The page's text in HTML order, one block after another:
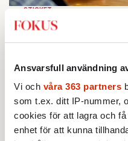
Ansvarsfull användning
Vi och våra 363 partners
som t.ex. ditt IP-nummer,
cookies för att lagra och
enhet för att kunna
STICKET
1.Bitte Assarmo:
Sagan
ursprungsbefolkningen
KRÖNIKA
vänstern för Agnes
3.Frans Wachtmeister:Ja,
franska civilisationen
STICKET
4.Dan Korn: Quisling,
UTRIKES